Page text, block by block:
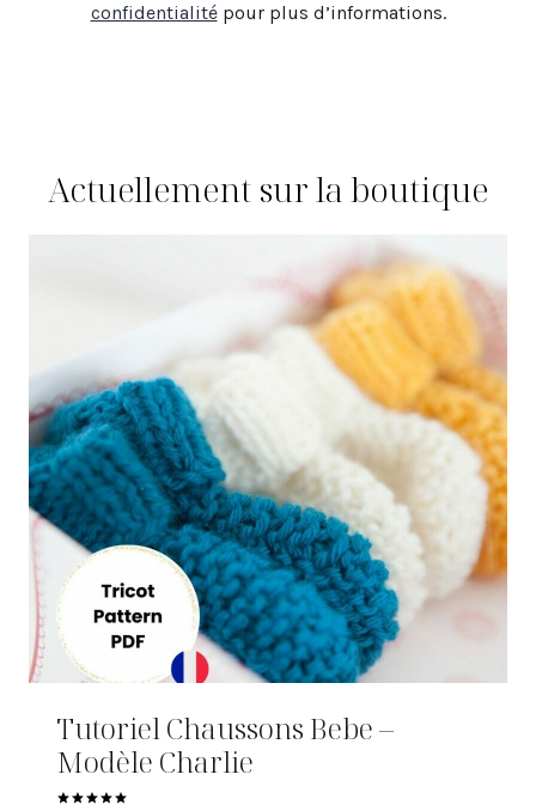
confidentialitépour plus d’informations.
Actuellement sur la boutique
Tutoriel Chaussons Bebe –
Modèle Charlie